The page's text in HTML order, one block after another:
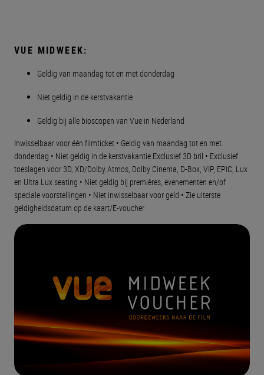
VUE MIDWEEK:
Geldig van maandag tot en met donderdag
Niet geldig in de kerstvakantie
Geldig bij alle bioscopen van Vue in Nederland
Inwisselbaar voor één filmticket • Geldig van maandag tot en met
donderdag • Niet geldig in de kerstvakantie Exclusief 3D bril • Exclusief
toeslagen voor 3D, XD/Dolby Atmos, Dolby Cinema, D-Box, VIP, EPIC, Lux
en Ultra Lux seating • Niet geldig bij premières, evenementen en/of
speciale voorstellingen • Niet inwisselbaar voor geld • Zie uiterste
geldigheidsdatum op de kaart/E-voucher